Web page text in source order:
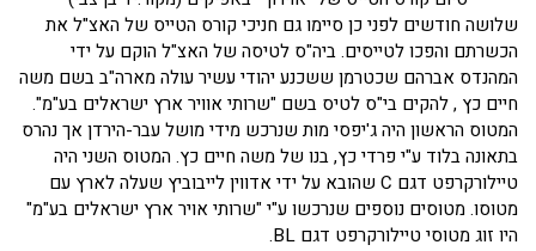
שלושה חודשים לפני כן סיימו גם חניכי קורס הטייס של האצ"ל את
הכשרתם והפכו לטייסים. ביה"ס לטיסה של האצ"ל הוקם על ידי
המהנדס אברהם שכטרמן ששכנע יהודי עשיר עולה מארה"ב בשם משה
חיים כץ , להקים בי"ס לטיס בשם "שרותי אוויר ארץ ישראלים בע"מ".
המטוס הראשון היה ג'יפסי מות שנרכש מידי מושל עבר-הירדן אך נהרס
בתאונה בלוד ע"י פרדי כץ, בנו של משה חיים כץ. המטוס השני היה
טיילורקרפט דגם C שהובא על ידי אדווין לייבוביץ שעלה לארץ עם
מטוסו. מטוסים נוספים שנרכשו ע"י "שרותי אויר ארץ ישראלים בע"מ"
היו זוג מטוסי טיילורקרפט דגם BL.